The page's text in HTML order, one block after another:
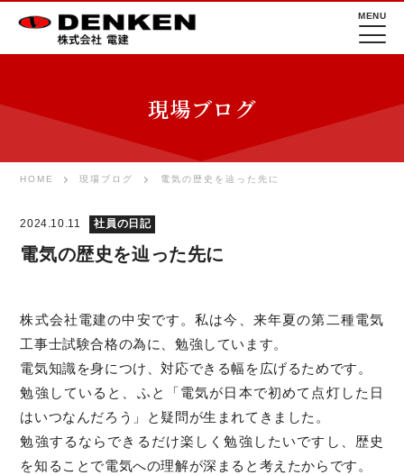
MENU
現場ブログ
HOME 現場ブログ 電気の歴史を辿った先に
2024.10.11 社員の日記
電気の歴史を辿った先に
株式会社電建の中安です。私は今、来年夏の第二種電気
工事士試験合格の為に、勉強しています。
電気知識を身につけ、対応できる幅を広げるためです。
勉強していると、ふと「電気が日本で初めて点灯した日
はいつなんだろう」と疑問が生まれてきました。
勉強するならできるだけ楽しく勉強したいですし、歴史
を知ることで電気への理解が深まると考えたからです。